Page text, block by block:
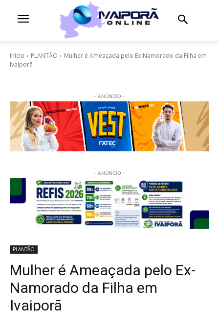
Início PLANTÃO
Mulher é Ameaçada pelo Ex-Namorado da Filha em
Ivaiporã
- ANÚNCIO -
- ANÚNCIO -
PLANTÃO
Mulher é Ameaçada pelo Ex-
Namorado da Filha em
Ivaiporã